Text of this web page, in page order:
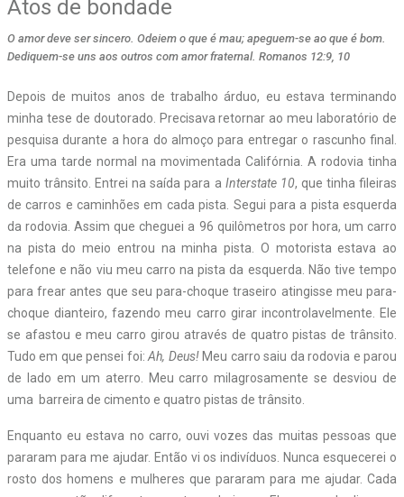
Atos de bondade
O amor deve ser sincero. Odeiem o que é mau; apeguem-se ao que é bom.
Dediquem-se uns aos outros com amor fraternal. Romanos 12:9, 10
Depois de muitos anos de trabalho árduo, eu estava terminando
minha tese de doutorado. Precisava retornar ao meu laboratório de
pesquisa durante a hora do almoço para entregar o rascunho final.
Era uma tarde normal na movimentada Califórnia. A rodovia tinha
muito trânsito. Entrei na saída para a Interstate 10, que tinha fileiras
de carros e caminhões em cada pista. Segui para a pista esquerda
da rodovia. Assim que cheguei a 96 quilômetros por hora, um carro
na pista do meio entrou na minha pista. O motorista estava ao
telefone e não viu meu carro na pista da esquerda. Não tive tempo
para frear antes que seu para-choque traseiro atingisse meu para-
choque dianteiro, fazendo meu carro girar incontrolavelmente. Ele
se afastou e meu carro girou através de quatro pistas de trânsito.
Tudo em que pensei foi:Ah, Deus!Meu carro saiu da rodovia e parou
de lado em um aterro. Meu carro milagrosamente se desviou de
uma barreira de cimento e quatro pistas de trânsito.
Enquanto eu estava no carro, ouvi vozes das muitas pessoas que
pararam para me ajudar. Então vi os indivíduos. Nunca esquecerei o
rosto dos homens e mulheres que pararam para me ajudar. Cada